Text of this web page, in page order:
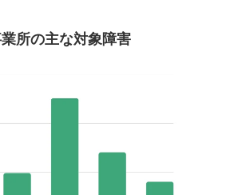
所の主な対象障害